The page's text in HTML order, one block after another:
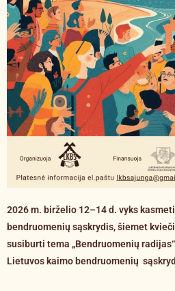
2026 m. birželio 12–14 d. vyks
bendruomenių sąskrydis, šiemet
susiburti tema „Bendruomenių
Lietuvos kaimo bendruomenių